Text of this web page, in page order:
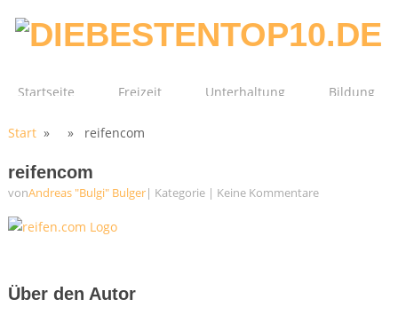
Startseite Freizeit Unterhaltung Bildung
Start» » reifencom
reifencom
vonAndreas "Bulgi" Bulger| Kategorie| Keine Kommentare
Über den Autor